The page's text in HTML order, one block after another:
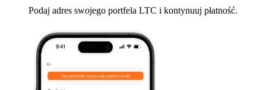
Podaj adres swojego portfela LTC i kontynuuj płatność.